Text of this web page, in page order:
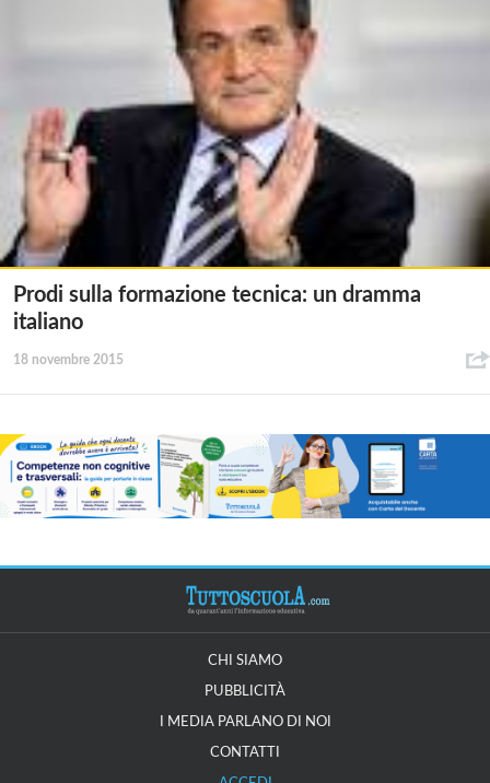
Prodi sulla formazione tecnica: un dramma
italiano
18 novembre 2015
CHI SIAMO
PUBBLICITÀ
I MEDIA PARLANO DI NOI
CONTATTI